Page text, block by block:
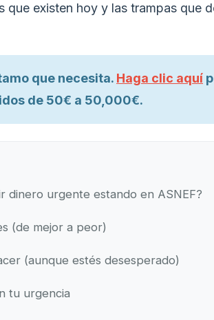
existen hoy y las trampas que
que necesita. Haga clic aquí
de 50€ a 50,000€.
dinero urgente estando en ASNEF?
(de mejor a peor)
(aunque estés desesperado)
tu urgencia